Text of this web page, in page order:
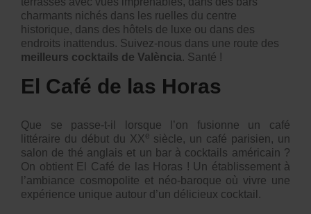
charmants nichés dans les ruelles du centre
historique, dans des hôtels de luxe ou dans des
endroits inattendus. Suivez-nous dans une route des
meilleurs cocktails de València. Santé !
El Café de las Horas
Que se passe-t-il lorsque l’on fusionne un café
littéraire du début du XXe siècle, un café parisien, un
salon de thé anglais et un bar à cocktails américain ?
On obtient El Café de las Horas ! Un établissement à
l’ambiance cosmopolite et néo-baroque où vivre une
expérience unique autour d’un délicieux cocktail.